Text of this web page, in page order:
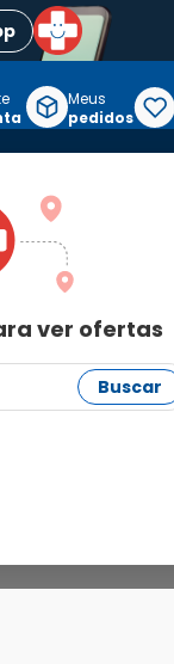
ver ofertas
Buscar
Meus
pedidos
ordenar por